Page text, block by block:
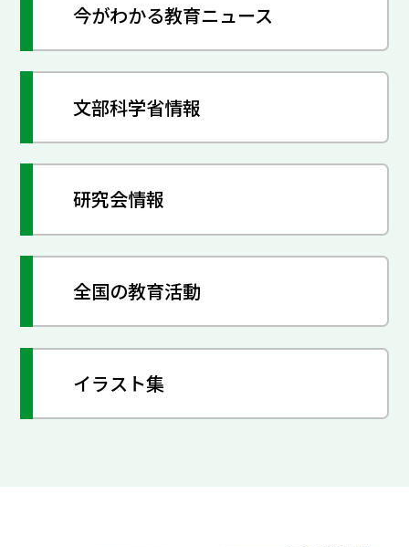
今がわかる教育ニュース
文部科学省情報
研究会情報
全国の教育活動
イラスト集